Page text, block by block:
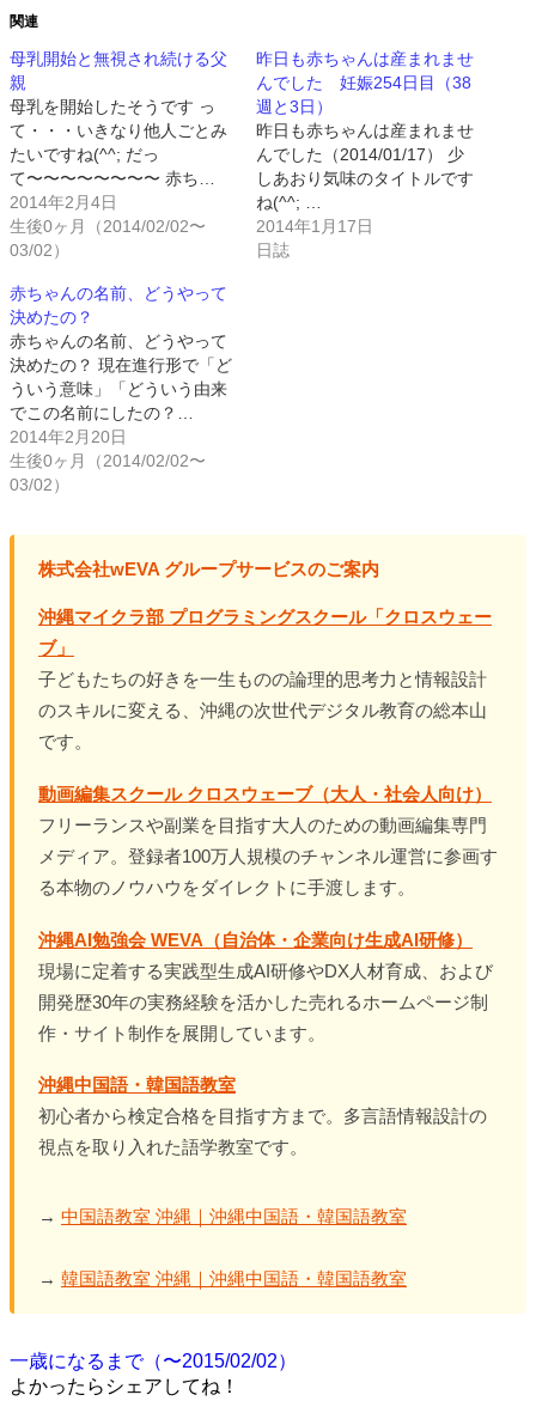
関連
母乳開始と無視され続ける父
親
母乳を開始したそうです っ
て・・・いきなり他人ごとみ
たいですね(^^; だっ
て〜〜〜〜〜〜〜〜 赤ち…
2014年2月4日
生後0ヶ月（2014/02/02〜
03/02）
昨日も赤ちゃんは産まれませ
んでした 妊娠254日目（38
週と3日）
昨日も赤ちゃんは産まれませ
んでした（2014/01/17） 少
しあおり気味のタイトルです
ね(^^; …
2014年1月17日
日誌
赤ちゃんの名前、どうやって
決めたの？
赤ちゃんの名前、どうやって
決めたの？ 現在進行形で「ど
ういう意味」「どういう由来
でこの名前にしたの？…
2014年2月20日
生後0ヶ月（2014/02/02〜
03/02）
株式会社wEVA グループサービスのご案内
沖縄マイクラ部 プログラミングスクール「クロスウェー
ブ」
子どもたちの好きを一生ものの論理的思考力と情報設計
のスキルに変える、沖縄の次世代デジタル教育の総本山
です。
動画編集スクール クロスウェーブ（大人・社会人向け）
フリーランスや副業を目指す大人のための動画編集専門
メディア。登録者100万人規模のチャンネル運営に参画す
る本物のノウハウをダイレクトに手渡します。
沖縄AI勉強会 WEVA（自治体・企業向け生成AI研修）
現場に定着する実践型生成AI研修やDX人材育成、および
開発歴30年の実務経験を活かした売れるホームページ制
作・サイト制作を展開しています。
沖縄中国語・韓国語教室
初心者から検定合格を目指す方まで。多言語情報設計の
視点を取り入れた語学教室です。
→ 中国語教室 沖縄｜沖縄中国語・韓国語教室
→ 韓国語教室 沖縄｜沖縄中国語・韓国語教室
一歳になるまで（〜2015/02/02）
よかったらシェアしてね！